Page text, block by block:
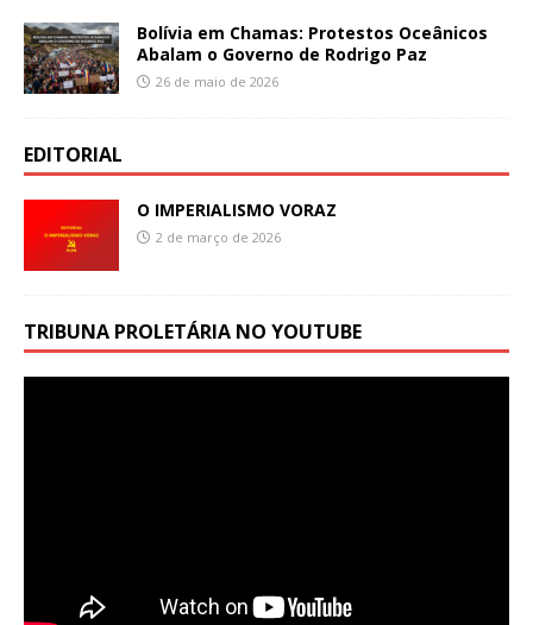
Bolívia em Chamas: Protestos Oceânicos
Abalam o Governo de Rodrigo Paz
26 de maio de 2026
EDITORIAL
O IMPERIALISMO VORAZ
2 de março de 2026
TRIBUNA PROLETÁRIA NO YOUTUBE